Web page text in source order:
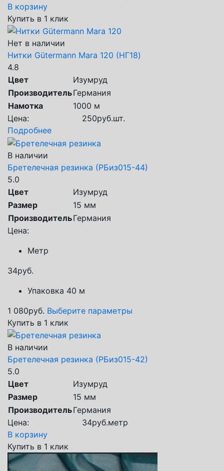
В корзину
Купить в 1 клик
Нет в наличии
Нитки Gütermann Mara 120 (НГ18)
4.8
Цвет
Изумруд
ПроизводительГермания
Намотка
1000 м
Цена:
250руб.шт.
Подробнее
В наличии
Бретелечная резинка (РБиз015-44)
5.0
Цвет
Изумруд
Размер
15 мм
ПроизводительГермания
Цена:
Метр
34руб.
Упаковка 40 м
1 080руб. Выберите параметры
Купить в 1 клик
В наличии
Бретелечная резинка (РБиз015-42)
5.0
Цвет
Изумруд
Размер
15 мм
ПроизводительГермания
Цена:
34руб.метр
В корзину
Купить в 1 клик